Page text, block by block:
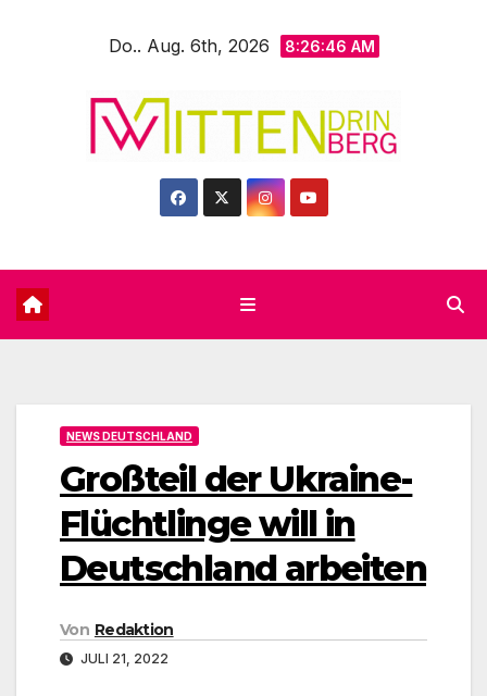
Do.. Aug. 6th, 2026 8:26:48 AM
NEWS DEUTSCHLAND
Großteil der Ukraine-
Flüchtlinge will in
Deutschland arbeiten
Von Redaktion
JULI 21, 2022